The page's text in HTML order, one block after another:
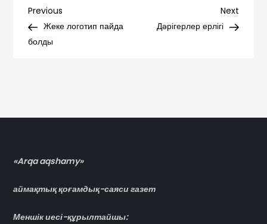
Навигация
по
Previous
Post
Previous
Жеке логотип пайда
болды
Next
Post
Next
Дәрігерлер ерлігі
«Arqa aqshamy»
аймақтық қоғамдық-саяси газет
Меншік иесі-құрылтайшы: